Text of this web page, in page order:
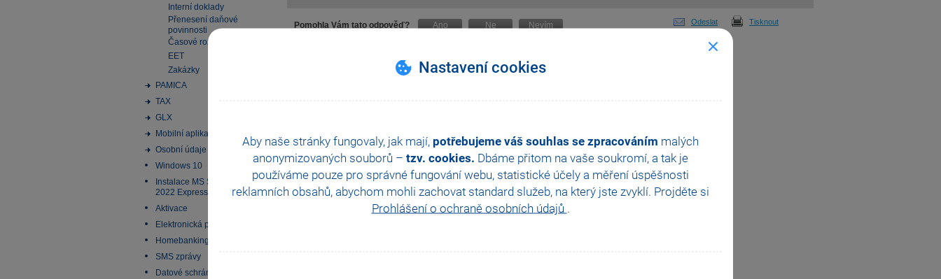
Nastavení cookies
Aby naše stránky fungovaly, jak mají, potřebujeme váš souhlas se zpracováním malých
anonymizovaných souborů – tzv. cookies. Dbáme přitom na vaše soukromí, a tak je
používáme pouze pro správné fungování webu, statistické účely a měření úspěšnosti
reklamních obsahů, abychom mohli zachovat standard služeb, na který jste zvyklí. Projděte si
Prohlášení o ochraně osobních údajů .
Interní doklady
Přenesení daňové
povinnosti
Časové rozlišení
EET
Zakázky
PAMICA
TAX
GLX
Mobilní aplikace
Osobní údaje
Windows 10
Instalace MS SQL Server
2022 Express
Aktivace
Elektronická podání
Homebanking
SMS zprávy
Datové schránky
Pomohla Vám tato odpověď? Ano Ne Nevím Odeslat Tisknout